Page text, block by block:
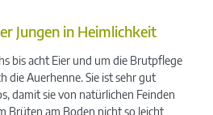
Jungen in Heimlichkeit
bis acht Eier und um die Brutpflege
die Auerhenne. Sie ist sehr gut
damit sie von natürlichen Feinden
Brüten am Boden nicht so leicht